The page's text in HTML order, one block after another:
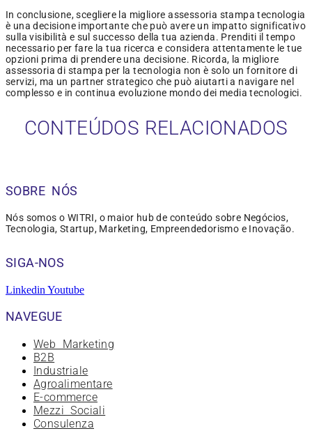
In conclusione, scegliere la migliore assessoria stampa tecnologia
è una decisione importante che può avere un impatto significativo
sulla visibilità e sul successo della tua azienda. Prenditi il tempo
necessario per fare la tua ricerca e considera attentamente le tue
opzioni prima di prendere una decisione. Ricorda, la migliore
assessoria di stampa per la tecnologia non è solo un fornitore di
servizi, ma un partner strategico che può aiutarti a navigare nel
complesso e in continua evoluzione mondo dei media tecnologici.
CONTEÚDOS RELACIONADOS
SOBRE NÓS
Nós somos o WITRI, o maior hub de conteúdo sobre Negócios,
Tecnologia, Startup, Marketing, Empreendedorismo e Inovação.
SIGA-NOS
Linkedin Youtube
NAVEGUE
Web Marketing
B2B
Industriale
Agroalimentare
E-commerce
Mezzi Sociali
Consulenza